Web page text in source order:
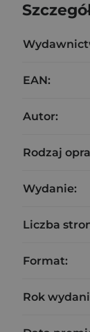
EAN:
Autor:
Rodzaj
Wydanie:
Liczba
Format:
Rok